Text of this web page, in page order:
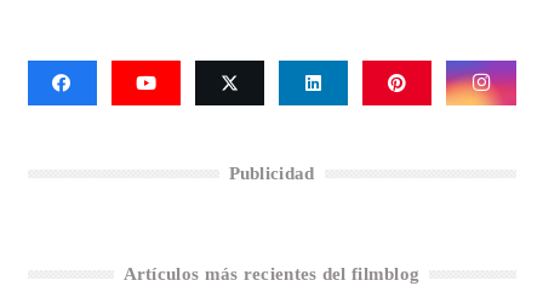
Publicidad
Artículos más recientes del filmblog